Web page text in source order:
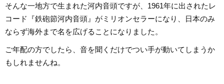
そんな一地方で生まれた河内音頭ですが、1961年に出されたレ
コード『鉄砲節河内音頭』がミリオンセラーになり、日本のみ
ならず海外まで名を広げることになりました。
ご年配の方でしたら、音を聞くだけでつい手が動いてしまうか
もしれませんね。